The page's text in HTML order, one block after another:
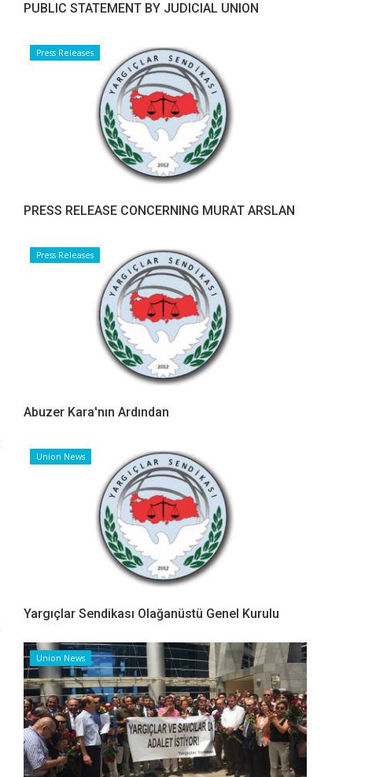
PUBLIC STATEMENT BY JUDICIAL UNION
Press Releases
PRESS RELEASE CONCERNING MURAT ARSLAN
Press Releases
Abuzer Kara'nın Ardından
Union News
Yargıçlar Sendikası Olağanüstü Genel Kurulu
Union News